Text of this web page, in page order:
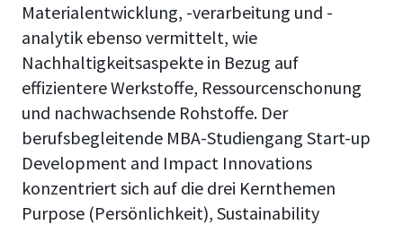
Materialentwicklung, -verarbeitung und -
analytik ebenso vermittelt, wie
Nachhaltigkeitsaspekte in Bezug auf
effizientere Werkstoffe, Ressourcenschonung
und nachwachsende Rohstoffe. Der
berufsbegleitende MBA-Studiengang Start-up
Development and Impact Innovations
konzentriert sich auf die drei Kernthemen
Purpose (Persönlichkeit), Sustainability